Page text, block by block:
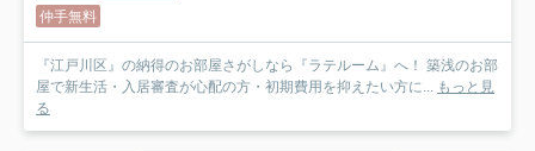
仲手無料
『江戸川区』の納得のお部屋さがしなら『ラテルーム』へ！ 築浅のお部
屋で新生活・入居審査が心配の方・初期費用を抑えたい方に...
もっと見
る